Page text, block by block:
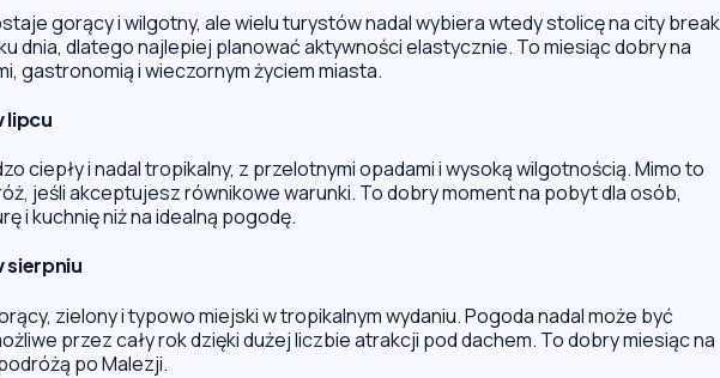
gorący i wilgotny, ale wielu turystów nadal wybiera wtedy stolicę na city
dnia, dlatego najlepiej planować aktywności elastycznie. To miesiąc dobry na
gastronomią i wieczornym życiem miasta.
lipcu
ciepły i nadal tropikalny, z przelotnymi opadami i wysoką wilgotnością. Mimo to
jeśli akceptujesz równikowe warunki. To dobry moment na pobyt dla osób,
i kuchnię niż na idealną pogodę.
sierpniu
zielony i typowo miejski w tropikalnym wydaniu. Pogoda nadal może być
przez cały rok dzięki dużej liczbie atrakcji pod dachem. To dobry miesiąc na
po Malezji.